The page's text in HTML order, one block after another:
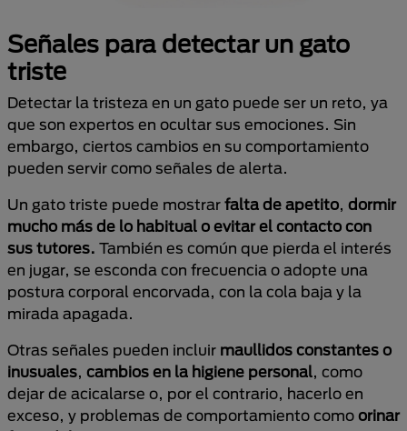
Señales para detectar un gato
triste
Detectar la tristeza en un gato puede ser un reto, ya
que son expertos en ocultar sus emociones. Sin
embargo, ciertos cambios en su comportamiento
pueden servir como señales de alerta.
Un gato triste puede mostrar falta de apetito, dormir
mucho más de lo habitual o evitar el contacto con
sus tutores. También es común que pierda el interés
en jugar, se esconda con frecuencia o adopte una
postura corporal encorvada, con la cola baja y la
mirada apagada.
Otras señales pueden incluir maullidos constantes o
inusuales, cambios en la higiene personal, como
dejar de acicalarse o, por el contrario, hacerlo en
exceso, y problemas de comportamiento como orinar